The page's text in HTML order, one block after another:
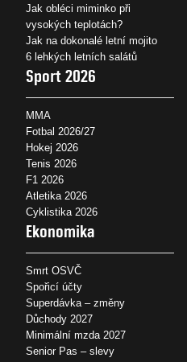
Jak obléci miminko při
vysokých teplotách?
Jak na dokonalé letní mojito
6 lehkých letních salátů
Sport 2026
MMA
Fotbal 2026/27
Hokej 2026
Tenis 2026
F1 2026
Atletika 2026
Cyklistika 2026
Ekonomika
Smrt OSVČ
Spořicí účty
Superdávka – změny
Důchody 2027
Minimální mzda 2027
Senior Pas – slevy